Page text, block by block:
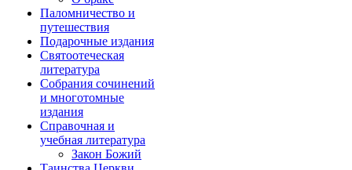
Паломничество и
путешествия
Подарочные издания
Святоотеческая
литература
Собрания сочинений
и многотомные
издания
Справочная и
учебная литература
Закон Божий